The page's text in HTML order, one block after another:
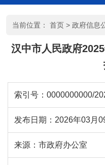
当前位置： 首页 > 政府信息
汉中市人民政府
索引号： 0000000000/
发布日期： 2026年03月
来源： 市政府办公室